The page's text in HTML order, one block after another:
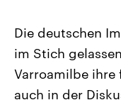
Landtagswahl
Die deutschen
im Stich
Varroamilbe ihre
auch in der